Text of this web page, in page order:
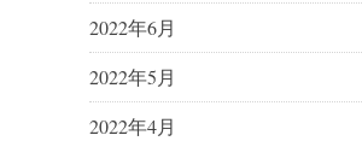
2022年6月
2022年5月
2022年4月